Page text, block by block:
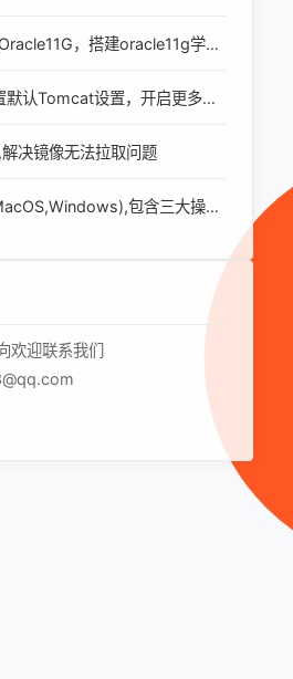
，搭建oracle11g学习
认Tomcat设置，开启更多高
决镜像无法拉取问题
包含三大操作
欢迎联系我们